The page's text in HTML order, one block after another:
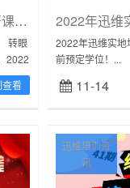
2022年迅维实地培训12月份开课啦！
转眼
2022
不想
查看
2022年迅维实
前预定学位！...
11-14
迅维培训资
讯